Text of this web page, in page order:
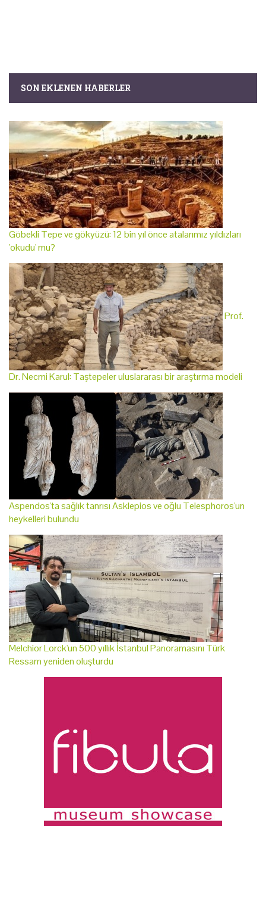
SON EKLENEN HABERLER
Göbekli Tepe ve gökyüzü: 12 bin yıl önce atalarımız yıldızları
'okudu' mu?
Prof.
Dr. Necmi Karul: Taştepeler uluslararası bir araştırma modeli
Aspendos'ta sağlık tanrısı Asklepios ve oğlu Telesphoros'un
heykelleri bulundu
Melchior Lorck'un 500 yıllık İstanbul Panoramasını Türk
Ressam yeniden oluşturdu